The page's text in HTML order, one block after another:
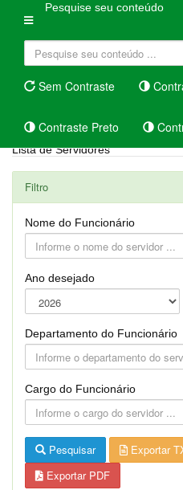
Pesquise seu conteúdo
Sem Contraste
Contraste Preto
Lista de Servidores
Filtro
Nome do Funcionário
Ano desejado
Departamento do Funcionário
Cargo do Funcionário
Pesquisar Exportar
Exportar PDF